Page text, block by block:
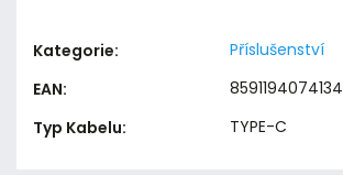
Kategorie:
Příslušenství
EAN:
8591194074134
Typ Kabelu: TYPE-C